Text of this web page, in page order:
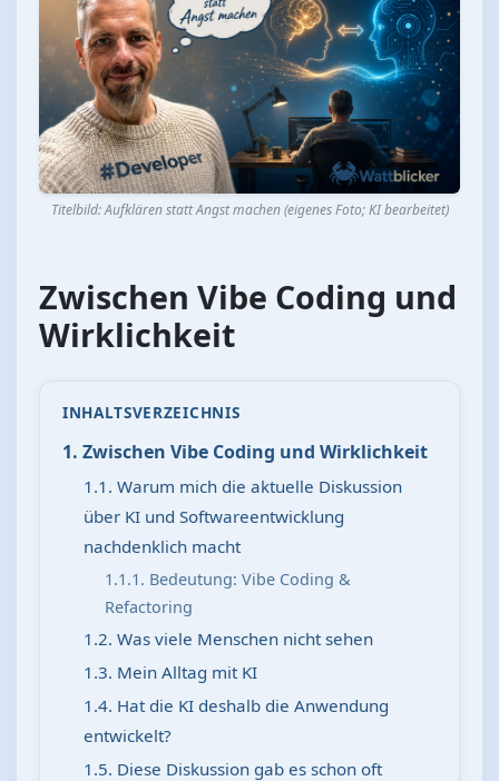
Titelbild: Aufklären statt Angst machen (eigenes Foto; KI bearbeitet)
Zwischen Vibe Coding und
Wirklichkeit
INHALTSVERZEICHNIS
1. Zwischen Vibe Coding und Wirklichkeit
1.1. Warum mich die aktuelle Diskussion
über KI und Softwareentwicklung
nachdenklich macht
1.1.1. Bedeutung: Vibe Coding &
Refactoring
1.2. Was viele Menschen nicht sehen
1.3. Mein Alltag mit KI
1.4. Hat die KI deshalb die Anwendung
entwickelt?
1.5. Diese Diskussion gab es schon oft